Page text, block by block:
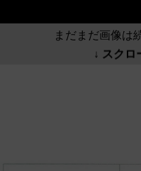
まだまだ画像は
↓ スク